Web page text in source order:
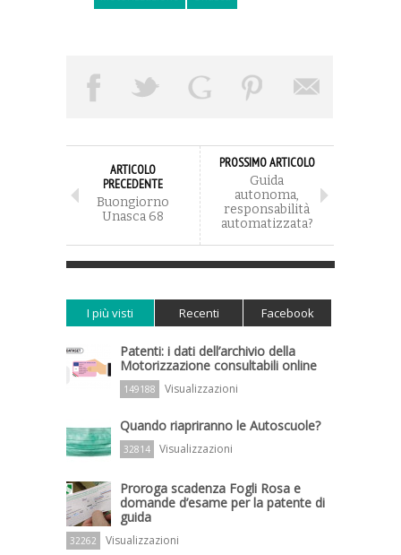
ARTICOLO
PRECEDENTE
Buongiorno
Unasca 68
PROSSIMO ARTICOLO
Guida
autonoma,
responsabilità
automatizzata?
I più visti Recenti Facebook
Patenti: i dati dell’archivio della
Motorizzazione consultabili online
149188 Visualizzazioni
Quando riapriranno le Autoscuole?
32814 Visualizzazioni
Proroga scadenza Fogli Rosa e
domande d’esame per la patente di
guida
32262 Visualizzazioni